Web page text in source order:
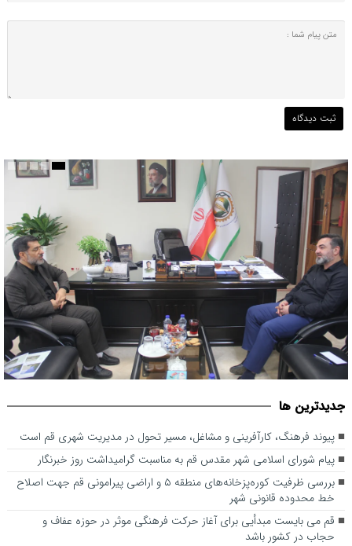
است
اصلاح خط محدوده قانونی شهر
جديدترين ها
پیوند فرهنگ، کارآفرینی و مشاغل، مسیر تحول در مدیریت شهری قم است
پیام شورای اسلامی شهر مقدس قم به مناسبت گرامیداشت روز خبرنگار
بررسی ظرفیت کوره‌پزخانه‌های منطقه ۵ و اراضی پیرامونی قم جهت اصلاح
خط محدوده قانونی شهر
قم می بایست مبدأیی برای آغاز حرکت فرهنگی موثر در حوزه عفاف و
حجاب در کشور باشد